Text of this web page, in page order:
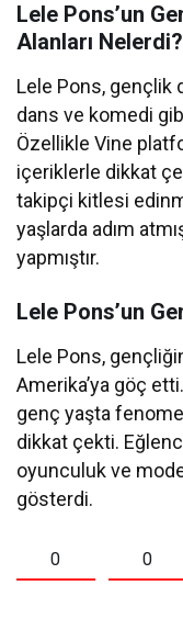
Lele Pons’un
Alanları Nelerdi?
Lele Pons, gençlik
dans ve komedi
Özellikle Vine
içeriklerle dikkat
takipçi kitlesi
yaşlarda adım
yapmıştır.
Lele Pons’un
Lele Pons,
Amerika’ya göç
genç yaşta
dikkat çekti.
oyunculuk ve
gösterdi.
0 0